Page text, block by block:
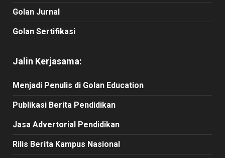
Golan Jurnal
Golan Sertifikasi
Jalin Kerjasama:
Menjadi Penulis di Golan Education
Publikasi Berita Pendidikan
Jasa Advertorial Pendidikan
Rilis Berita Kampus Nasional